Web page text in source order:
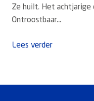
Ze huilt. Het achtjarige
Ontroostbaar...
Lees verder